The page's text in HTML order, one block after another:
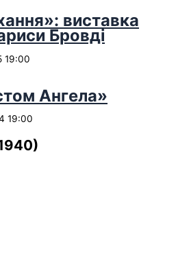
виставка
Бровді
19:00
Ангела»
19:00